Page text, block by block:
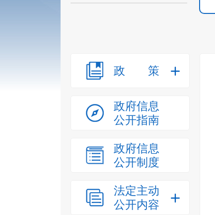
政策
政府信息
公开指南
政府信息
公开制度
法定主动
公开内容